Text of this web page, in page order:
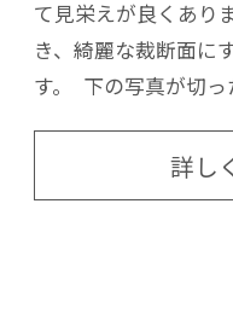
て見栄えが良くあり
き、綺麗な裁断面に
す。 下の写真が切っ
詳し